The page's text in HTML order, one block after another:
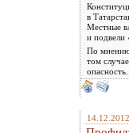
в
Местные
и подвели
По мнению
том
опасность...